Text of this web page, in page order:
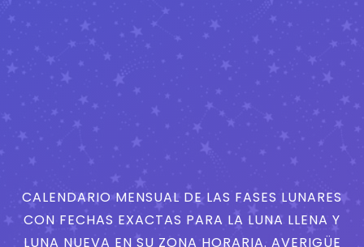
CALENDARIO MENSUAL DE LAS FASES LUNARES
CON FECHAS EXACTAS PARA LA LUNA LLENA Y
LUNA NUEVA EN SU ZONA HORARIA. AVERIGÜE